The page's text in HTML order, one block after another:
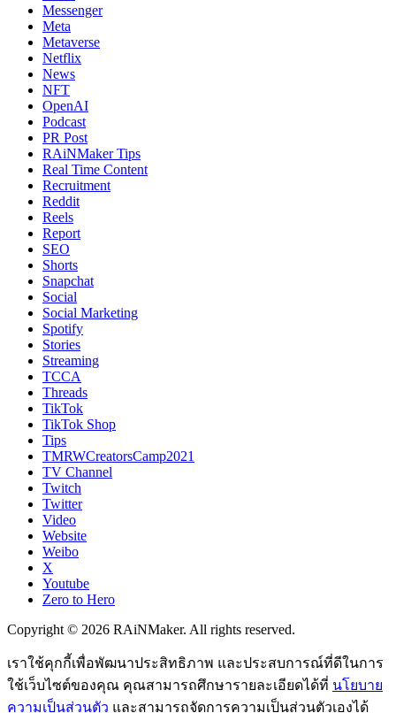
Messenger
Meta
Metaverse
Netflix
News
NFT
OpenAI
Podcast
PR Post
RAiNMaker Tips
Real Time Content
Recruitment
Reddit
Reels
Report
SEO
Shorts
Snapchat
Social
Social Marketing
Spotify
Stories
Streaming
TCCA
Threads
TikTok
TikTok Shop
Tips
TMRWCreatorsCamp2021
TV Channel
Twitch
Twitter
Video
Website
Weibo
X
Youtube
Zero to Hero
Copyright © 2026 RAiNMaker. All rights reserved.
เราใช้คุกกี้เพื่อพัฒนาประสิทธิภาพ และประสบการณ์ที่ดีในการ
ใช้เว็บไซต์ของคุณ คุณสามารถศึกษารายละเอียดได้ที่ นโยบาย
ความเป็นส่วนตัว และสามารถจัดการความเป็นส่วนตัวเองได้